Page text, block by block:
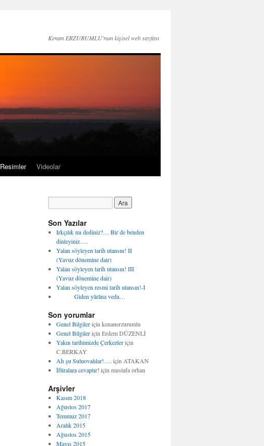
Kenan ERZURUMLU'nun kişisel web sayfası
Resimler Videolar
Son Yazılar
Irkçılık mı dediniz?… Bir de benden
dinleyiniz….
Yalan söyleyen tarih utansın! II
(Yavuz dönemine dair)
Yalan söyleyen tarih utansın! III
(Yavuz dönemine dair)
Yalan söyleyen resmi tarih utansın!-I
Giden yȃrȃna veda…
Son yorumlar
Genel Bilgileriçin kenanerzurumlu
Genel Bilgileriçin Erdem DÜZENLİ
Yakın tarihimizde Çerkezleriçin
C.BERKAY
Ah şu Suluovalılar!…. için ATAKAN
İftiralara cevaptır! için mustafa orhan
Arşivler
Kasım 2018
Ağustos 2017
Temmuz 2017
Aralık 2015
Ağustos 2015
Mayıs 2015